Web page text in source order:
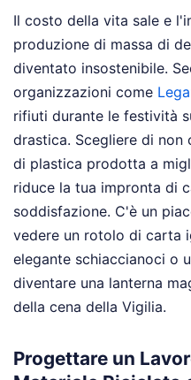
Il costo della vita sale e
produzione di massa di
diventato insostenibile.
organizzazioni come
rifiuti durante le festività
drastica. Scegliere di non
di plastica prodotta a
riduce la tua impronta di
soddisfazione. C'è un
vedere un rotolo di carta
elegante schiaccianoci o
diventare una lanterna
della cena della Vigilia.
Progettare un